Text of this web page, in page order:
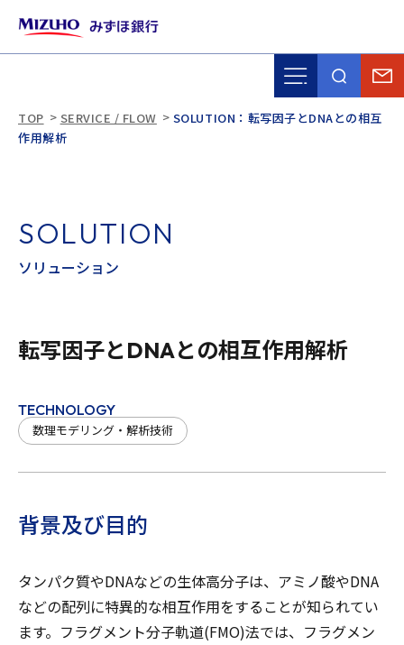
TOP SERVICE / FLOW
SOLUTION：転写因子とDNAとの相互
作用解析
SOLUTION
ソ リ ューショ ン
転写因子とDNAとの相互作用解析
TECHNOLOGY
数理モデリング・解析技術
背景及び目的
タンパク質やDNAなどの生体高分子は、アミノ酸やDNA
などの配列に特異的な相互作用をすることが知られてい
ます。フラグメント分子軌道(FMO)法では、フラグメン